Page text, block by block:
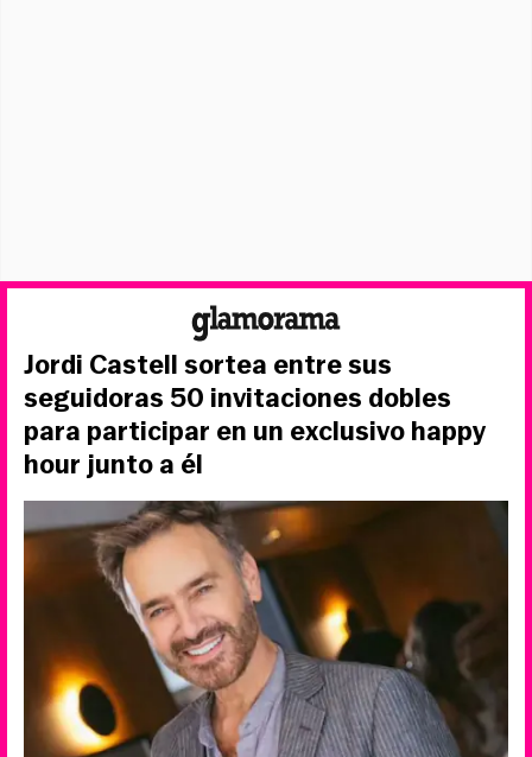
Jordi Castell sortea entre sus
seguidoras 50 invitaciones dobles
para participar en un exclusivo happy
hour junto a él